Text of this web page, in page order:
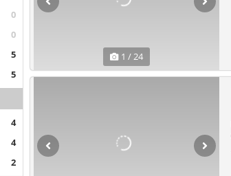
0
0
5
5
4
4
2
1 / 24